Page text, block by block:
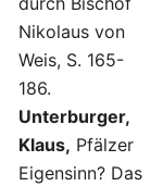
Nikolaus von
Weis, S. 165-
186.
Unterburger,
Klaus, Pfälzer
Eigensinn? Das